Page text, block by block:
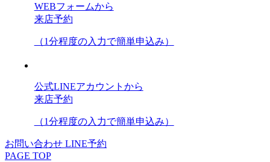
WEBフォームから
来店予約
（1分程度の入力で簡単申込み）
公式LINEアカウントから
来店予約
（1分程度の入力で簡単申込み）
お問い合わせ LINE予約
PAGE TOP